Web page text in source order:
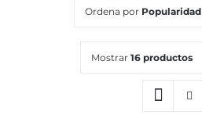
Ordena por Popularidad
Mostrar 16 productos